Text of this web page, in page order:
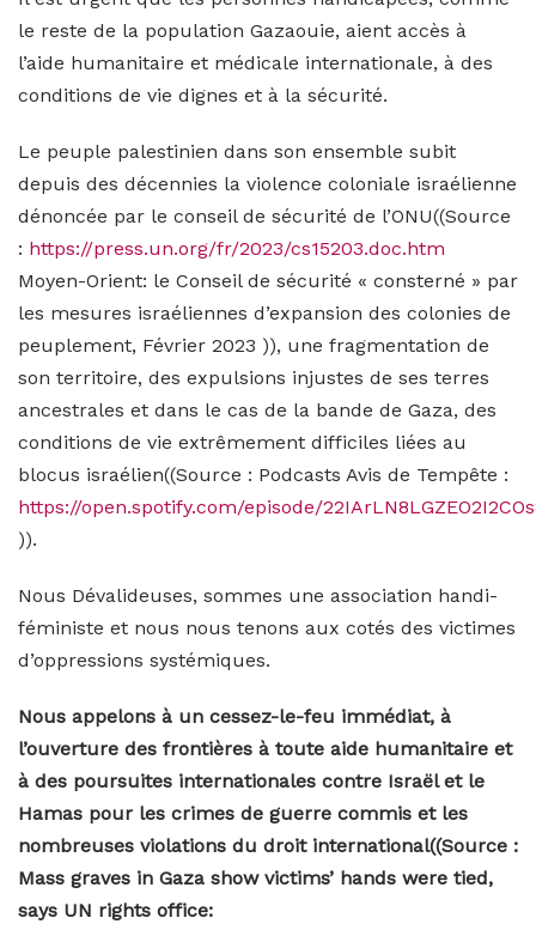
le reste de la population Gazaouie, aient accès à
l’aide humanitaire et médicale internationale, à des
conditions de vie dignes et à la sécurité.
Le peuple palestinien dans son ensemble subit
depuis des décennies la violence coloniale israélienne
dénoncée par le conseil de sécurité de l’ONU((Source
: https://press.un.org/fr/2023/cs15203.doc.htm
Moyen-Orient: le Conseil de sécurité « consterné » par
les mesures israéliennes d’expansion des colonies de
peuplement, Février 2023 )), une fragmentation de
son territoire, des expulsions injustes de ses terres
ancestrales et dans le cas de la bande de Gaza, des
conditions de vie extrêmement difficiles liées au
blocus israélien((Source : Podcasts Avis de Tempête :
https://open.spotify.com/episode/
)).
Nous Dévalideuses, sommes une association handi-
féministe et nous nous tenons aux cotés des victimes
d’oppressions systémiques.
Nous appelons à un cessez-le-feu immédiat, à
l’ouverture des frontières à toute aide humanitaire et
à des poursuites internationales contre Israël et le
Hamas pour les crimes de guerre commis et les
nombreuses violations du droit international((Source :
Mass graves in Gaza show victims’ hands were tied,
says UN rights office: